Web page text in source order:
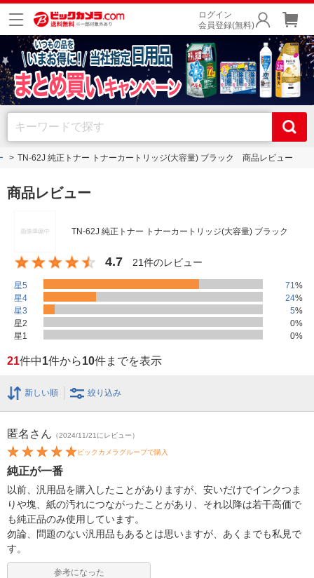
ログイン
会員登録(無料)
TN-62J 純正トナー トナーカートリッジ(大容量) ブラック 商品レビュー
商品レビュー
TN-62J 純正トナー トナーカートリッジ(大容量) ブラック
4.7 21件のレビュー
星5 71%
星4
24%
星3
5%
星2
0%
星1
0%
21件中1件から10件までを表示
新しい順 絞り込み
匿名 さん （2024/11/21にレビュー）
ビックカメラグループで購入
純正が一番
以前、汎用品を購入したことがありますが、安いだけでインクつま
りや塊、紙の汚れにつながったことがあり、それ以降は若干高価で
も純正品のみ使用しています。
勿論、問題のない汎用品もあるとは思いますが、あくまでも私見で
す。
参考になった